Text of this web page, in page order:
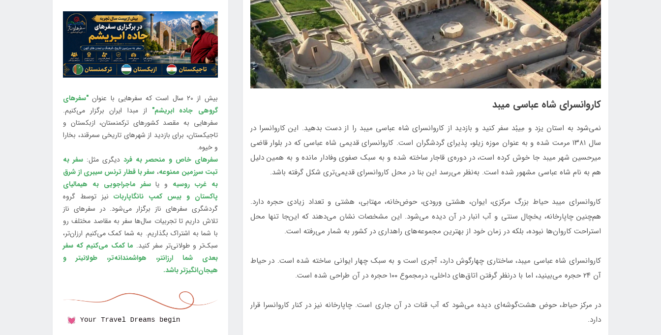
کاروانسرای شاه عباسی میبد
نمی‌شود به استان یزد و مِیبُد سفر کنید و بازدید از کاروانسرای شاه عباسی میبد را از دست بدهید. این‌ کاروانسرا در
سال ۱۳۸۱ مرمت شده و به عنوان موزه زیلو، پذیرای گردشگران است. کاروانسرای قدیمی شاه عباسی که در بلوار قاضی
میرحسین شهر میبد جا خوش کرده است، در دوره‌ی قاجار ساخته شده و به سبک صفوی وفادار مانده و به همین دلیل
هم به نام شاه‌ عباسی مشهور شده است. به‌نظر می‌رسد این بنا در محل کاروانسرای قدیمی‌تری شکل گرفته باشد.
کاروانسرای میبد حیاط بزرگ مرکزی، ایوان، هشتی ورودی، حوض‌خانه، مهتابی، هشتی و تعداد زیادی حجره دارد.
هم‌چنین چاپارخانه، یخچال سنتی و آب انبار در آن دیده می‌شود. این مشخصات نشان می‌دهند که این‌جا تنها محل
استراحت کاروان‌ها نبوده، بلکه در زمان خود از بهترین مجموعه‌‌های راهداری در کشور به شمار می‌رفته است.
کاروانسرای شاه عباسی میبد، ساختاری چهارگوش دارد، آجری است و به سبک چهار ایوانی ساخته شده است. در حیاط
آن ۲۴ حجره می‌بینید، اما با درنظر گرفتن اتاق‌های داخلی، درمجموع ۱۰۰ حجره در آن طراحی شده است.
در مرکز حیاط، حوض هشت‌گوشه‌ای دیده می‌شود که آب قنات در آن جاری است. چاپارخانه‌ نیز در کنار کاروانسرا قرار
دارد.
بیش از 20 سال است که سفرهایی با عنوان
"سفرهای
گروهی جاده ابریشم" از مبدا ایران برگزار می‌کنیم.
سفرهایی به مقصد کشورهای ترکمنستان، ازبکستان و
تاجیکستان، برای بازدید از شهرهای تاریخی سمرقند، بخارا
و خیوه.
سفرهای خاص و منحصر به فرددیگری مثل:سفر به
تبت سرزمین ممنوعه، سفر با قطار ترنس سیبری از شرق
به غرب روسیه و یاسفر ماجراجویی به هیمالیای
پاکستان و بیس کمپ نانگاپاربات نیز توسط گروه
گردشگری سفرهای ناز برگزار می‌شود. در سفرهای ناز
تلاش داریم تا تجربیات سال‌ها سفر به مقاصد مختلف رو
با شما به اشتراک بگذاریم. به شما کمک می‌کنیم ارزان‌تر،
سبک‌تر و طولانی‌تر سفر کنید. ما کمک می‌کنیم که سفر
بعدی شما ارزانتر، هواشمندانه‌تر، طولانی‎تر و
هیجان‌انگیزتر باشد.